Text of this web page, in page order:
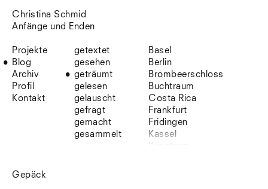
Christina Schmid
Anfänge und Enden
Projekte
Blog
Archiv
Profil
Kontakt
getextet
gesehen
geträumt
gelesen
gelauscht
gefragt
gemacht
gesammelt
Basel
Berlin
Brombeerschloss
Buchtraum
Costa Rica
Frankfurt
Fridingen
Kassel
Gepäck